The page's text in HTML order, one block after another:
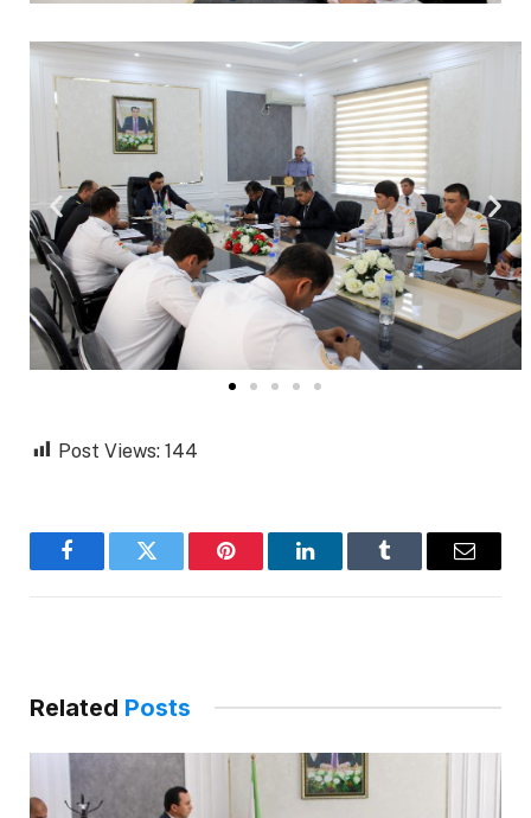
Post Views: 144
FacebookTwitter Pinterest LinkedInTumblr Email
Related Posts